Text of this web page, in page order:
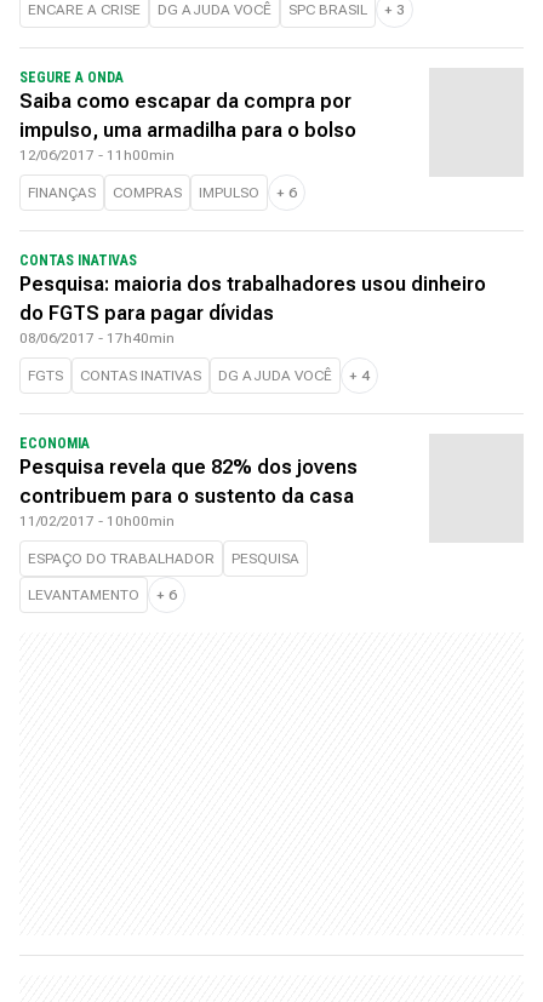
ENCARE A CRISE DG AJUDA VOCÊ SPC BRASIL + 3
SEGURE A ONDA
Saiba como escapar da compra por
impulso, uma armadilha para o bolso
12/06/2017 - 11h00min
FINANÇAS COMPRAS IMPULSO + 6
CONTAS INATIVAS
Pesquisa: maioria dos trabalhadores usou dinheiro
do FGTS para pagar dívidas
08/06/2017 - 17h40min
FGTS CONTAS INATIVAS DG AJUDA VOCÊ + 4
ECONOMIA
Pesquisa revela que 82% dos jovens
contribuem para o sustento da casa
11/02/2017 - 10h00min
ESPAÇO DO TRABALHADOR PESQUISA
LEVANTAMENTO + 6